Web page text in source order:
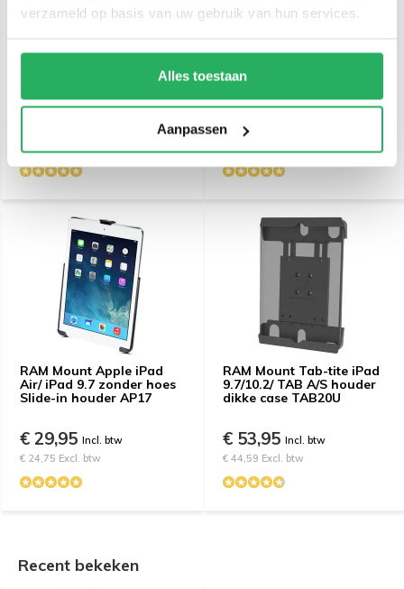
verzameld op basis van uw gebruik van hun services.
Alles toestaan
Aanpassen
RAM Mount C-Kogel
€ 18,97 Excl. btw
mm) Aluminium Basis
Rechthoek - RAM-B-347U
€ 15,95
RAM Mount Apple iPad
Air/ iPad 9.7 zonder hoes
Slide-in houder AP17
€ 29,95 Incl. btw
€ 24,75 Excl. btw
RAM Mount Tab-tite iPad
9.7/10.2/ TAB A/S houder
dikke case TAB20U
€ 53,95 Incl. btw
€ 44,59 Excl. btw
Recent bekeken